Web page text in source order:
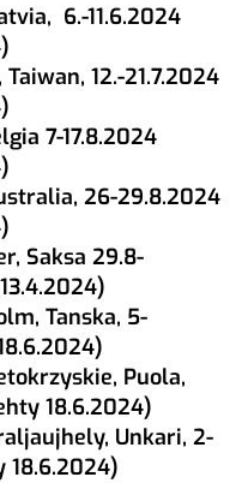
6.-11.6.2024
12.-21.7.2024
7-17.8.2024
26-29.8.2024
Saksa 29.8-
Tanska, 5-
Puola,
18.6.2024)
Unkari, 2-
18.6.2024)